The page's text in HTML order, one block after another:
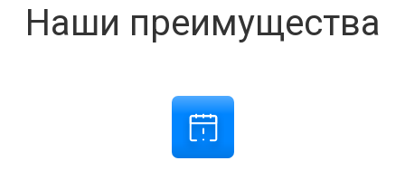
Наши преимущества